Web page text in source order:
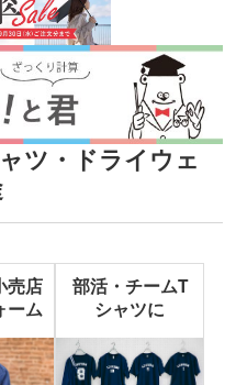
ツ・ドライウェ
売店
ーム
部活・チームT
シャツに